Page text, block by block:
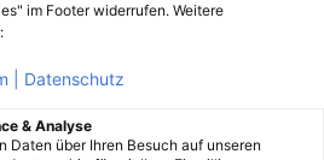
im Footer widerrufen. Weitere
| Datenschutz
& Analyse
Daten über Ihren Besuch auf unseren